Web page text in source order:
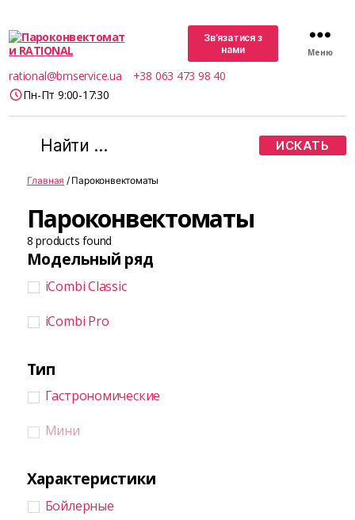
RATIONAL
Зв’язатися з
нами
rational@bmservice.ua
+38 063 473 98 40
Пн-Пт 9:00-17:30
Меню
Поиск:
Главная / Пароконвектоматы
Пароконвектоматы
8 products found
Модельный ряд
iCombi Classic
iCombi Pro
Тип
Гастрономические
Мини
Характеристики
Бойлерные